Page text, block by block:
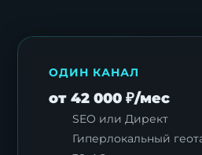
ОДИН КАНАЛ
от 42 000 ₽/мес
SEO или Директ
Гиперлокальный